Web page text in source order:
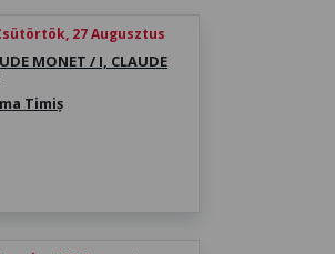
27 Augusztus
MONET / I, CLAUDE
Timiș